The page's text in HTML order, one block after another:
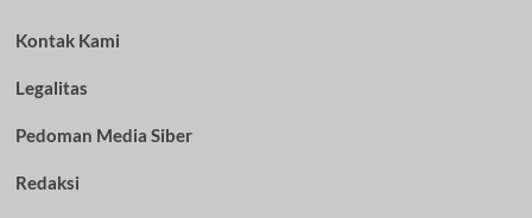
Kontak Kami
Legalitas
Pedoman Media Siber
Redaksi